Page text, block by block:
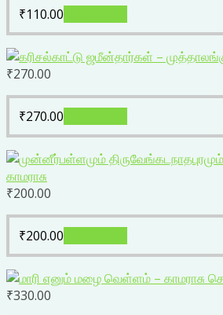
₹110.00
₹270.00
₹270.00
₹200.00
₹200.00
₹330.00